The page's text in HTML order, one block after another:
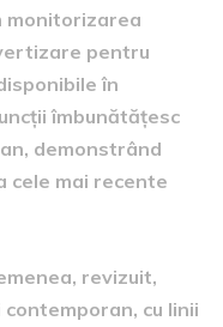
monitorizarea
pentru
în
îmbunătățesc
demonstrând
cele mai recente
revizuit,
cu linii